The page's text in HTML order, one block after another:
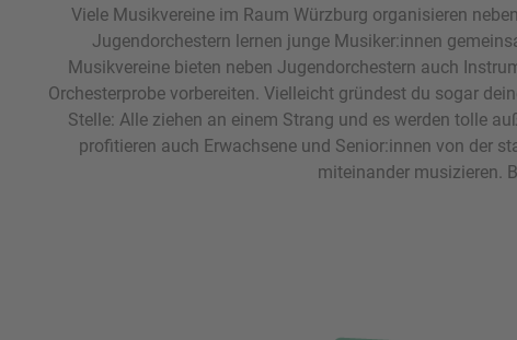
Viele Musikvereine im Raum Würzburg organisieren
Jugendorchestern lernen junge Musiker:innen
Musikvereine bieten neben Jugendorchestern auch
Orchesterprobe vorbereiten. Vielleicht gründest du sogar
Stelle: Alle ziehen an einem Strang und es werden tolle
profitieren auch Erwachsene und Senior:innen von der
miteinander musizieren.